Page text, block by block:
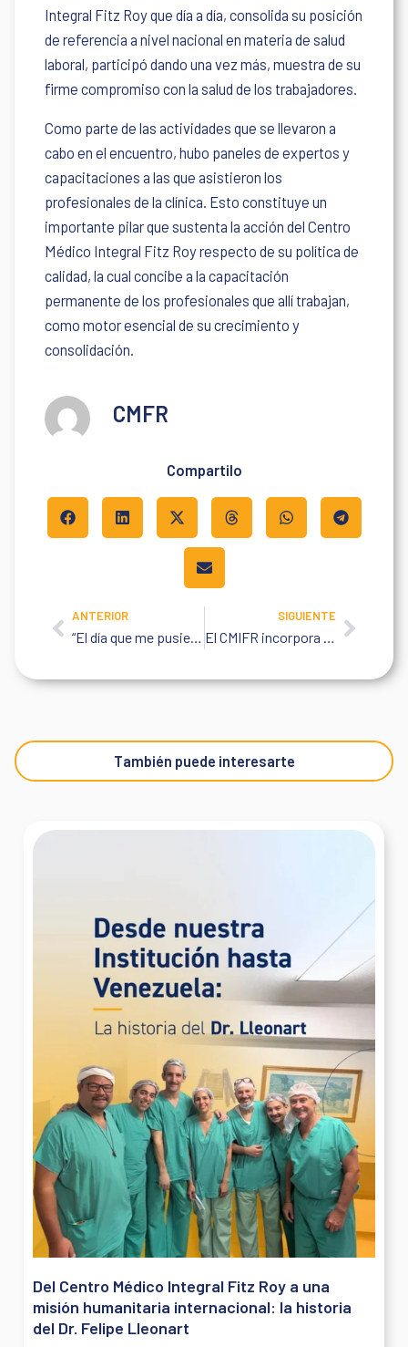
Integral Fitz Roy que día a día, consolida su posición
de referencia a nivel nacional en materia de salud
laboral, participó dando una vez más, muestra de su
firme compromiso con la salud de los trabajadores.
Como parte de las actividades que se llevaron a
cabo en el encuentro, hubo paneles de expertos y
capacitaciones a las que asistieron los
profesionales de la clínica. Esto constituye un
importante pilar que sustenta la acción del Centro
Médico Integral Fitz Roy respecto de su política de
calidad, la cual concibe a la capacitación
permanente de los profesionales que allí trabajan,
como motor esencial de su crecimiento y
consolidación.
CMFR
Compartilo
Prev
ANTERIOR
“El día que me pusieron la prótesis por primera vez, me caí…pero así como caí, me volví a levantar”
SIGUIENTE
El CMIFR incorpora tecnología que mejora la atención al cliente.Next
También puede interesarte
Del Centro Médico Integral Fitz Roy a una
misión humanitaria internacional: la historia
del Dr. Felipe Lleonart